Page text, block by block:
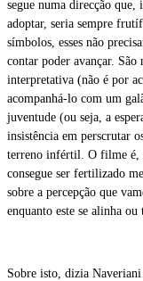
segue numa direcção
adoptar, seria sempre
símbolos, esses não
contar poder avançar.
interpretativa (não é por
acompanhá-lo com um
juventude (ou seja, a
insistência em perscrutar
terreno infértil. O filme é,
consegue ser fertilizado
sobre a percepção que
enquanto este se alinha
Sobre isto, dizia